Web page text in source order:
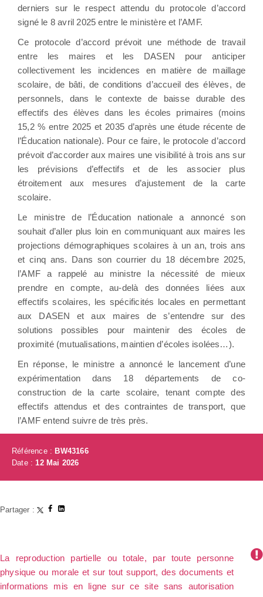
derniers sur le respect attendu du protocole d’accord
signé le 8 avril 2025 entre le ministère et l’AMF.
Ce protocole d’accord prévoit une méthode de travail
entre les maires et les DASEN pour anticiper
collectivement les incidences en matière de maillage
scolaire, de bâti, de conditions d’accueil des élèves, de
personnels, dans le contexte de baisse durable des
effectifs des élèves dans les écoles primaires (moins
15,2 % entre 2025 et 2035 d’après une étude récente de
l’Éducation nationale). Pour ce faire, le protocole d’accord
prévoit d’accorder aux maires une visibilité à trois ans sur
les prévisions d’effectifs et de les associer plus
étroitement aux mesures d’ajustement de la carte
scolaire.
Le ministre de l’Éducation nationale a annoncé son
souhait d’aller plus loin en communiquant aux maires les
projections démographiques scolaires à un an, trois ans
et cinq ans. Dans son courrier du 18 décembre 2025,
l’AMF a rappelé au ministre la nécessité de mieux
prendre en compte, au-delà des données liées aux
effectifs scolaires, les spécificités locales en permettant
aux DASEN et aux maires de s’entendre sur des
solutions possibles pour maintenir des écoles de
proximité (mutualisations, maintien d’écoles isolées…).
En réponse, le ministre a annoncé le lancement d’une
expérimentation dans 18 départements de co-
construction de la carte scolaire, tenant compte des
effectifs attendus et des contraintes de transport, que
l’AMF entend suivre de très près.
Référence : BW43166
Date :12 Mai 2026
Partager :
La reproduction partielle ou totale, par toute personne
physique ou morale et sur tout support, des documents et
informations mis en ligne sur ce site sans autorisation